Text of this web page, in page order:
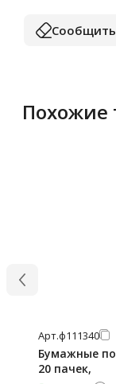
Похожие
Арт.ф111340
Бумажные
20 пачек,